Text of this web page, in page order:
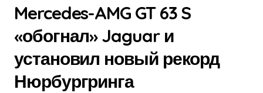
Mercedes-AMG GT 63 S
«обогнал» Jaguar и
установил новый рекорд
Нюрбургринга